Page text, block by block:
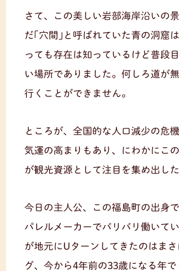
さて、この美しい岩部海岸沿いの
だ｢穴間｣と呼ばれていた青の洞窟
っても存在は知っているけど普段
い場所でありました。何しろ道が
行くことができません。
ところが、全国的な人口減少の危
気運の高まりもあり、にわかにこ
が観光資源として注目を集め出した
今日の主人公、この福島町の出身
パレルメーカーでバリバリ働いて
が地元にUターンしてきたのはま
グ、今から4年前の33歳になる年で